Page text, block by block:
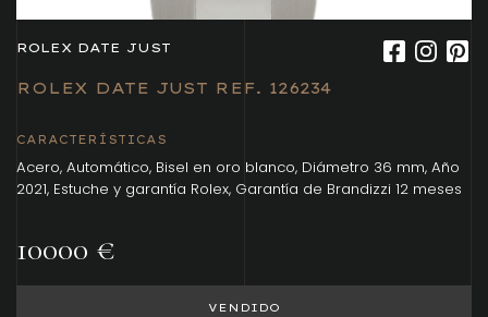
ROLEX DATE JUST
ROLEX DATE JUST REF. 126234
CARACTERÍSTICAS
Acero, Automático, Bisel en oro blanco, Diámetro 36 mm, Año
2021, Estuche y garantía Rolex, Garantía de Brandizzi 12 meses
10000 €
VENDIDO